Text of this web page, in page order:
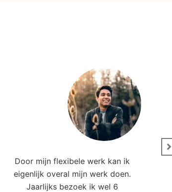
Door mijn flexibele werk kan ik
eigenlijk overal mijn werk doen.
Jaarlijks bezoek ik wel 6